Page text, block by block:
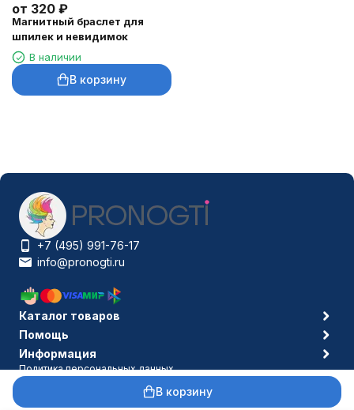
В корзину
от 320 ₽
Магнитный браслет для
шпилек и невидимок
В наличии
В корзину
+7 (495) 991-76-17
info@pronogti.ru
Каталог товаров
Помощь
Информация
Политика персональных данных
© 2006-2026 Pronogti.ru